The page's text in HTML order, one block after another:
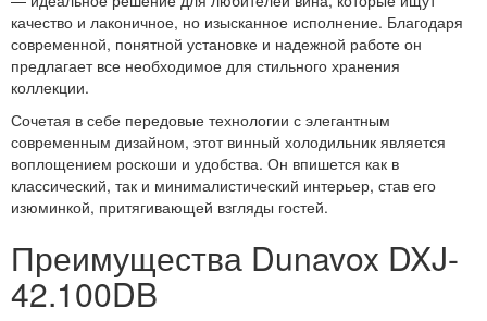
качество и лаконичное, но изысканное исполнение. Благодаря
современной, понятной установке и надежной работе он
предлагает все необходимое для стильного хранения
коллекции.
Сочетая в себе передовые технологии с элегантным
современным дизайном, этот винный холодильник является
воплощением роскоши и удобства. Он впишется как в
классический, так и минималистический интерьер, став его
изюминкой, притягивающей взгляды гостей.
Преимущества Dunavox DXJ-
42.100DB